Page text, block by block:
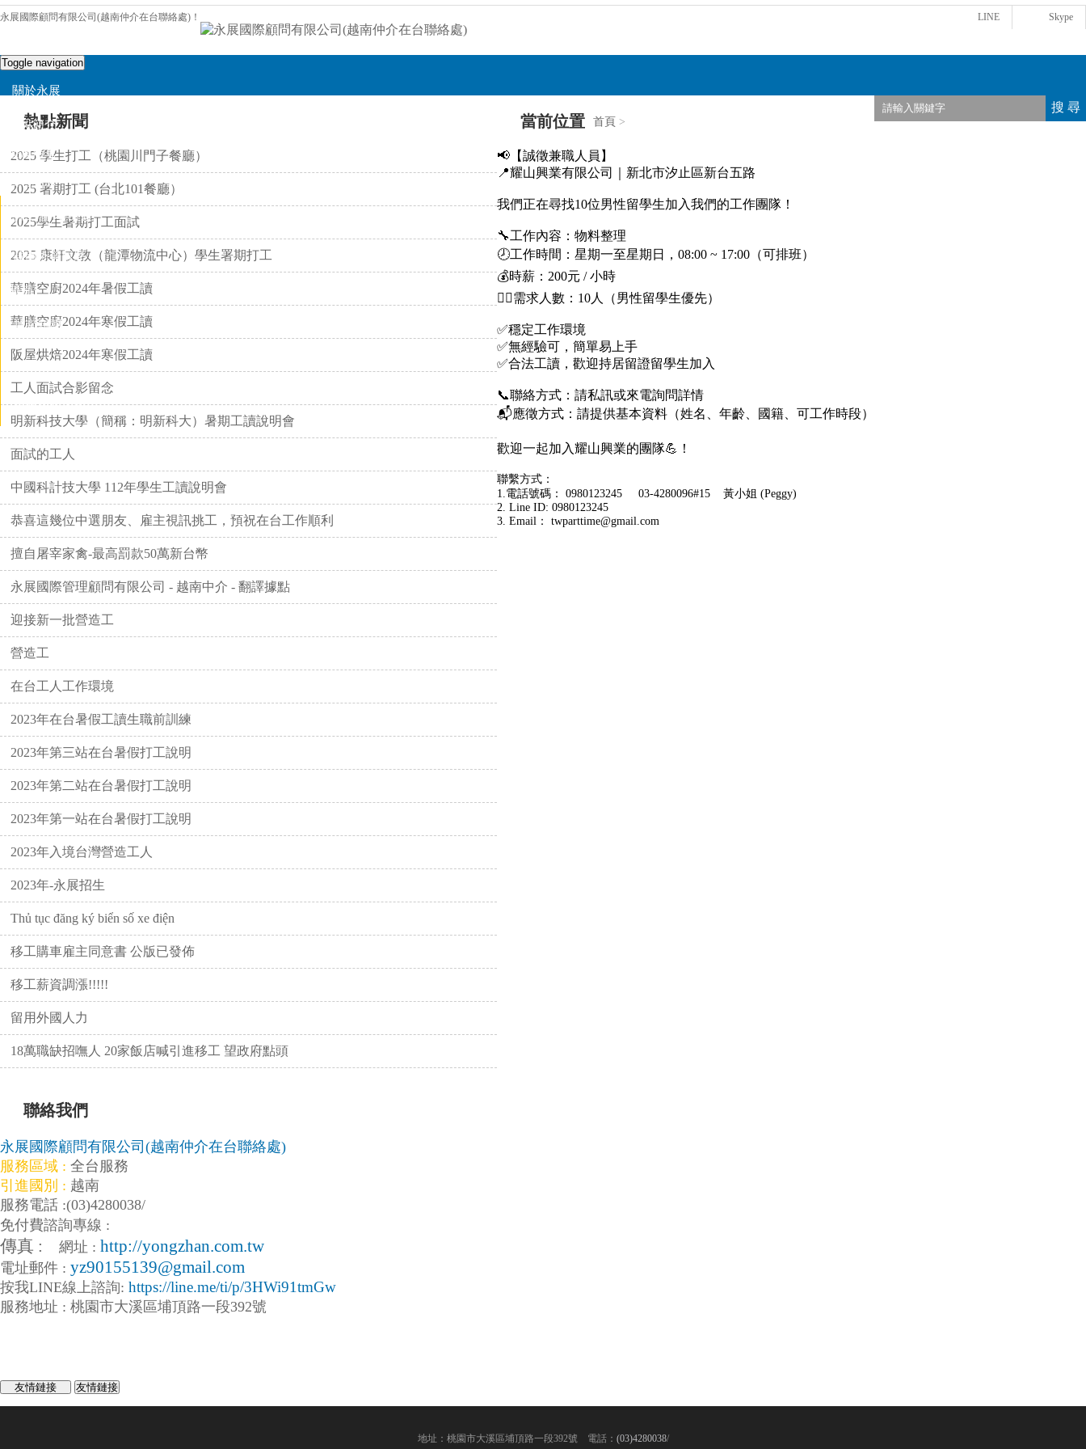
永展國際顧問有限公司(越南仲介在台聯絡處)！ LINE Skype
搜 尋
Toggle navigation
關於永展
公司簡介
發展沿革
公司理念
打工/留才/白領
越南外勞履歷
越南
越南新聞
相關文件下載
當前位置 首頁 >
📢【誠徵兼職人員】
📍耀山興業有限公司｜新北市汐止區新台五路
我們正在尋找10位男性留學生加入我們的工作團隊！
🔧工作內容：物料整理
🕗工作時間：星期一至星期日，08:00 ~ 17:00（可排班）
💰時薪：200元 / 小時
👷‍♂️需求人數：10人（男性留學生優先）
✅穩定工作環境
✅無經驗可，簡單易上手
✅合法工讀，歡迎持居留證留學生加入
📞聯絡方式：請私訊或來電詢問詳情
📬應徵方式：請提供基本資料（姓名、年齡、國籍、可工作時段）
歡迎一起加入耀山興業的團隊💪！
聯繫方式：
1.電話號碼： 0980123245 03-4280096#15 黃小姐 (Peggy)
2. Line ID: 0980123245
3. Email： twparttime@gmail.com
熱點新聞
2025 學生打工（桃園川門子餐廳）
2025 署期打工 (台北101餐廳）
2025學生暑期打工面試
2025 康軒文教（龍潭物流中心）學生署期打工
華膳空廚2024年暑假工讀
華膳空廚2024年寒假工讀
阪屋烘焙2024年寒假工讀
工人面試合影留念
明新科技大學（簡稱：明新科大）暑期工讀說明會
面試的工人
中國科計技大學 112年學生工讀說明會
恭喜這幾位中選朋友、雇主視訊挑工，預祝在台工作順利
擅自屠宰家禽-最高罰款50萬新台幣
永展國際管理顧問有限公司 - 越南中介 - 翻譯據點
迎接新一批營造工
營造工
在台工人工作環境
2023年在台暑假工讀生職前訓練
2023年第三站在台暑假打工說明
2023年第二站在台暑假打工說明
2023年第一站在台暑假打工說明
2023年入境台灣營造工人
2023年-永展招生
Thủ tục đăng ký biển số xe điện
移工購車雇主同意書 公版已發佈
移工薪資調漲!!!!!
留用外國人力
18萬職缺招嘸人 20家飯店喊引進移工 望政府點頭
聯絡我們
永展國際顧問有限公司(越南仲介在台聯絡處)
服務區域 : 全台服務
引進國別 : 越南
服務電話 :(03)4280038/
免付費諮詢專線 :
傳真 : 網址 : http://yongzhan.com.tw
電址郵件 : yz90155139@gmail.com
按我LINE線上諮詢: https://line.me/ti/p/3HWi91tmGw
服務地址 : 桃園市大溪區埔頂路一段392號
友情鏈接 友情鏈接
地址：桃園市大溪區埔頂路一段392號 電話： (03)4280038/